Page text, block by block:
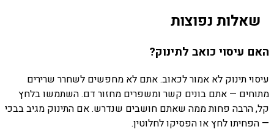
שאלות נפוצות
האם עיסוי כואב לתינוק?
עיסוי תינוק לא אמור לכאוב. אתם לא מחפשים לשחרר שרירים
מתוחים — אתם בונים קשר ומשפרים מחזור דם. השתמשו בלחץ
קל, הרבה פחות ממה שאתם חושבים שנדרש. אם התינוק מגיב בבכי
— הפחיתו לחץ או הפסיקו לחלוטין.